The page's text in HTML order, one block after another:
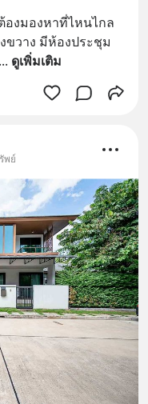
งมองหาที่ไหนไกล
ขวาง มีห้องประชุม
... ดูเพิ่มเติม
พย์